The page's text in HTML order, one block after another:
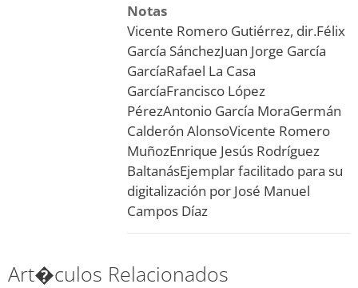
Notas
Vicente Romero Gutiérrez, dir.Félix
García SánchezJuan Jorge García
GarcíaRafael La Casa
GarcíaFrancisco López
PérezAntonio García MoraGermán
Calderón AlonsoVicente Romero
MuñozEnrique Jesús Rodríguez
BaltanásEjemplar facilitado para su
digitalización por José Manuel
Campos Díaz
Art�culos Relacionados